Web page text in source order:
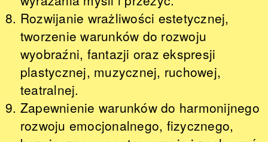
Rozwijanie wrażliwości estetycznej,
tworzenie warunków do rozwoju
wyobraźni, fantazji oraz ekspresji
plastycznej, muzycznej, ruchowej,
teatralnej.
Zapewnienie warunków do harmonijnego
rozwoju emocjonalnego, fizycznego,